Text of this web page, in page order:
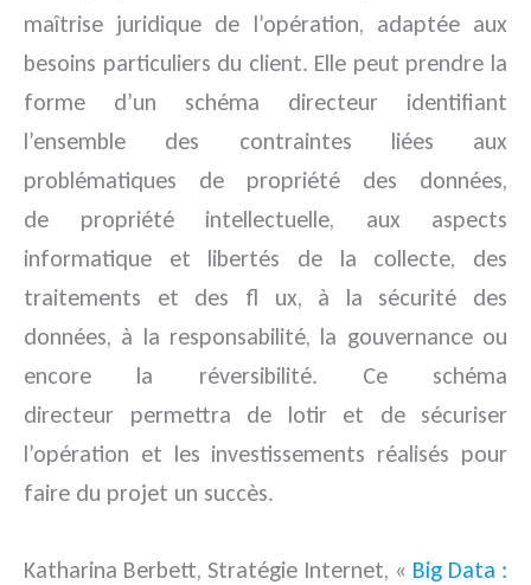
maîtrise juridique de l’opération, adaptée aux
besoins particuliers du client. Elle peut prendre la
forme d’un schéma directeur identifiant
l’ensemble des contraintes liées aux
problématiques de propriété des données,
de propriété intellectuelle, aux aspects
informatique et libertés de la collecte, des
traitements et des fl ux, à la sécurité des
données, à la responsabilité, la gouvernance ou
encore la réversibilité. Ce schéma
directeur permettra de lotir et de sécuriser
l’opération et les investissements réalisés pour
faire du projet un succès.
Katharina Berbett, Stratégie Internet, « Big Data :